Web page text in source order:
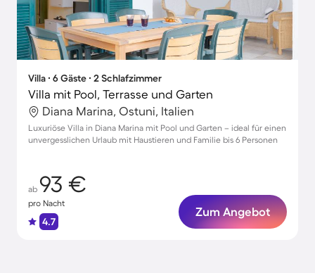
Villa ∙ 6 Gäste ∙ 2 Schlafzimmer
Villa mit Pool, Terrasse und Garten
Diana Marina, Ostuni, Italien
Luxuriöse Villa in Diana Marina mit Pool und Garten – ideal für einen
unvergesslichen Urlaub mit Haustieren und Familie bis 6 Personen
ab 93 €
pro Nacht
4.7
Zum Angebot